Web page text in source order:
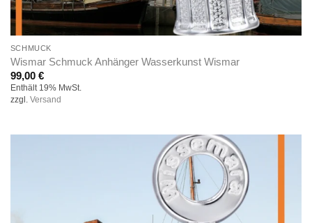
SCHMUCK
Wismar Schmuck Anhänger Wasserkunst Wismar
99,00 €
Enthält 19% MwSt.
zzgl. Versand